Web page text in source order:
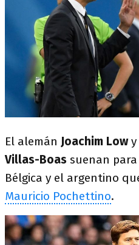
El alemán Joachim Low
Villas-Boas suenan
Bélgica y el argentino
Mauricio Pochettino.